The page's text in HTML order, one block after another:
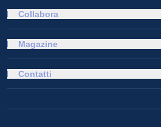
Collabora
Magazine
Contatti